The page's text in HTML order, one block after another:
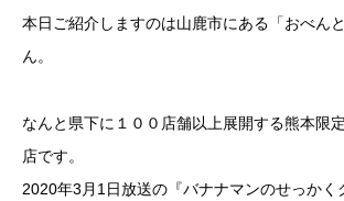
本日ご紹介しますのは山鹿市にある「おべん
ん。
なんと県下に１００店舗以上展開する熊本限
店です。
2020年3月1日放送の『バナナマンのせっかく